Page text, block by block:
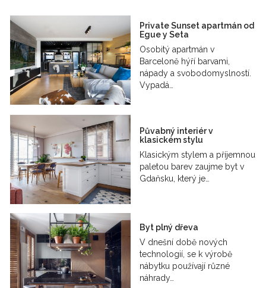
Private Sunset apartmán od
Egue y Seta
Osobitý apartmán v
Barceloně hýří barvami,
nápady a svobodomyslností.
Vypadá…
Půvabný interiér v
klasickém stylu
Klasickým stylem a příjemnou
paletou barev zaujme byt v
Gdaňsku, který je…
Byt plný dřeva
V dnešní době nových
technologií, se k výrobě
nábytku používají různé
náhrady…